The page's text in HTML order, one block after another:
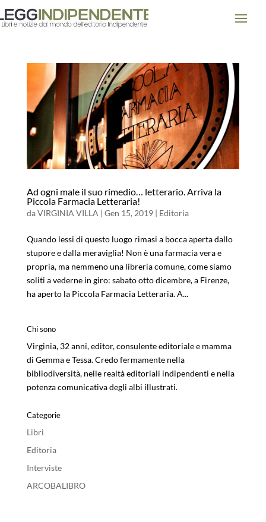
Ad ogni male il suo rimedio… letterario. Arriva la
Piccola Farmacia Letteraria!
daVIRGINIA VILLA | Gen 15, 2019| Editoria
Quando lessi di questo luogo rimasi a bocca aperta dallo
stupore e dalla meraviglia! Non è una farmacia vera e
propria, ma nemmeno una libreria comune, come siamo
soliti a vederne in giro: sabato otto dicembre, a Firenze,
ha aperto la Piccola Farmacia Letteraria. A...
Chi sono
Virginia, 32 anni, editor, consulente editoriale e mamma
di Gemma e Tessa. Credo fermamente nella
bibliodiversità, nelle realtà editoriali indipendenti e nella
potenza comunicativa degli albi illustrati.
Categorie
Libri
Editoria
Interviste
ARCOBALIBRO